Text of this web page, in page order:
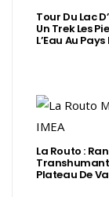
Tour Du Lac
Un Trek Les
L’Eau Au
La Routo :
Plateau De